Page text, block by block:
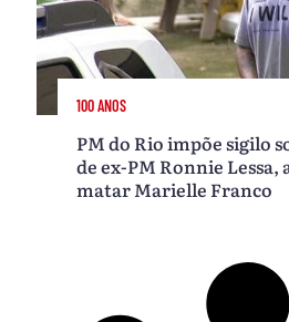
100 ANOS
PM do Rio impõe sigilo
de ex-PM Ronnie Lessa,
matar Marielle Franco